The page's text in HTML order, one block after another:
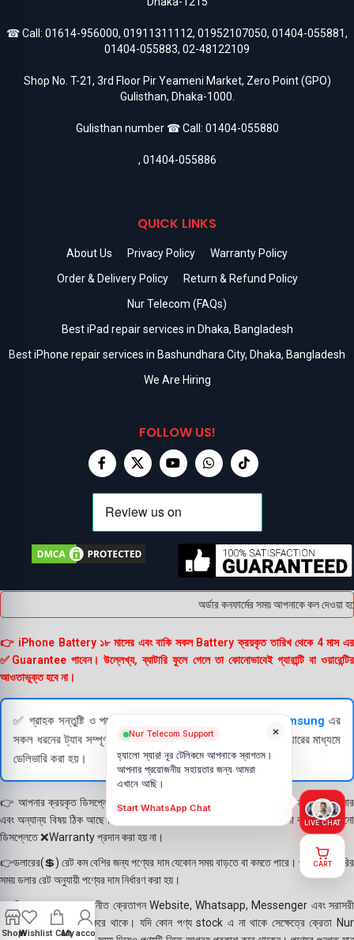
☎ Call: 01614-956000, 01911311112, 01952107050, 01404-055881,
01404-055883, 02-48122109
Shop No. T-21, 3rd Floor Pir Yeameni Market, Zero Point (GPO)
Gulisthan, Dhaka-1000.
Gulisthan number ☎ Call: 01404-055880
, 01404-055886
QUICK LINKS
About Us Privacy Policy
Warranty Policy
Order & Delivery Policy
Return & Refund Policy
Nur Telecom (FAQs)
Best iPad repair services in Dhaka, Bangladesh
Best iPhone repair services in Bashundhara City, Dhaka, Bangladesh
We Are Hiring
FOLLOW US!
অর্ডার কনফার্মের সময় আপনাকে কল দেওয়া
👉 iPhone Battery ১৮ মাসের এবং বাকি সকল Battery ক্রয়কৃত তারিখ থেকে 4 মাস এর
✅Guarantee পাবেন। উল্লেখ্য, ব্যাটারি ফুলে গেলে তা কোনোভাবেই গ্যারান্টি বা ওয়ারেন্টির
আওতাভুক্ত হবে না।
✅ গ্রাহক সন্তুষ্টি ও পণ্যের স্বচ্ছতা নিশ্চিত করতে Samsung এর
সকল ধরনের ট্যাব সম্পূর্ণরূপে যাচাই (Check) করার পরই বিক্রি ও কুরিয়ারের মাধ্যমে
ডেলিভারি করা হয়।
👉 আপনার ক্রয়কৃত ডিসপ্লে স্থায়ী ভাবে লাগানোর আগে মোবাইলে লাগিয়ে চেক করে নিবেন কালার
এবং অন্যান্য বিষয় ঠিক আছে কিনা। শতভাগ নিশ্চিত হয়ে পলি তুলবেন। পলি তোলা বা আঠা লাগানো
ডিসপ্লেতে ❌Warranty প্রদান করা হয় না।
👉ডলারের(💲) রেট কম বেশির জন্য পণ্যের দাম যেকোন সময় বাড়তে বা কমতে পারে। পণ্য ডেলিভারির
সময় ডলার রেট অনুযায়ী পণ্যের দাম নির্ধারণ করা হয়।
👉বিঃ দ্রঃ- আমাদের সম্মানীত ক্রেতাগন Website, Whatsapp, Messenger এবং সরাসরী
ফোন করে পণ্য Order করে থাকে। যদি কোন পণ্য stock এ না থাকে সেক্ষেত্রে ক্রেতা Nur
ShopWishlist CartMy account
×
Nur Telecom Support
হ্যালো স্যার! নূর টেলিকমে আপনাকে স্বাগতম।
আপনার প্রয়োজনীয় সহায়তার জন্য আমরা
এখানে আছি।
Start WhatsApp Chat
LIVE CHAT
CART